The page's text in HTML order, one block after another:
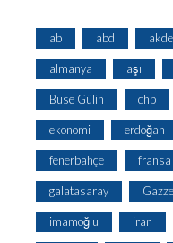
ab abd
almanya aşı
Buse Gülin chp
ekonomi erdoğan
fenerbahçe fransa
galatasaray Gazze
imamoğlu iran